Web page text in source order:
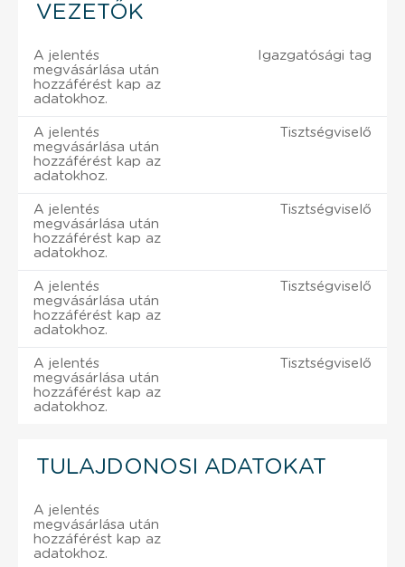
VEZETŐK
A jelentés
megvásárlása után
hozzáférést kap az
adatokhoz.
Igazgatósági tag
A jelentés
megvásárlása után
hozzáférést kap az
adatokhoz.
Tisztségviselő
A jelentés
megvásárlása után
hozzáférést kap az
adatokhoz.
Tisztségviselő
A jelentés
megvásárlása után
hozzáférést kap az
adatokhoz.
Tisztségviselő
A jelentés
megvásárlása után
hozzáférést kap az
adatokhoz.
Tisztségviselő
TULAJDONOSI ADATOKAT
A jelentés
megvásárlása után
hozzáférést kap az
adatokhoz.